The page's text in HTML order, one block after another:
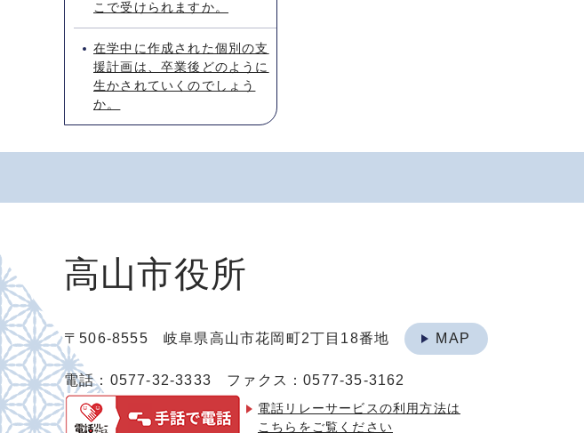
こで受けられますか。
在学中に作成された個別の支
援計画は、卒業後どのように
生かされていくのでしょう
か。
高山市役所
〒506-8555 岐阜県高山市花岡町2丁目18番地 MAP
電話：0577-32-3333 ファクス：0577-35-3162
電話リレーサービスの利用方法は
こちらをご覧ください